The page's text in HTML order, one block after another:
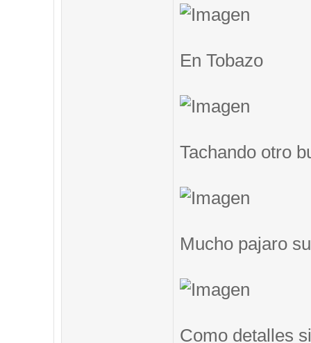
En Tobazo
Tachando otro
Mucho pajaro
Como detalles